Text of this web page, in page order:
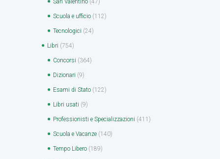
San Valentino (47)
Scuola e ufficio (112)
Tecnologici (24)
Libri (754)
Concorsi (364)
Dizionari (9)
Esami di Stato (122)
Libri usati (9)
Professionisti e Specializzazioni (411)
Scuola e Vacanze (140)
Tempo Libero (189)